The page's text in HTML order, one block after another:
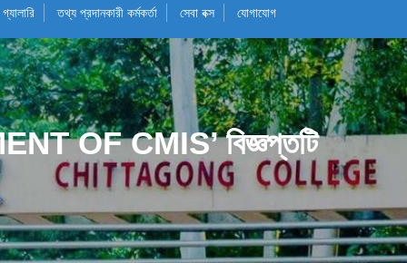
গ্যালারি তথ্য প্রদানকারী কর্মকর্তা সেবা বক্স যোগাযোগ
OF CMIS’ বিজ্ঞপ্তটি